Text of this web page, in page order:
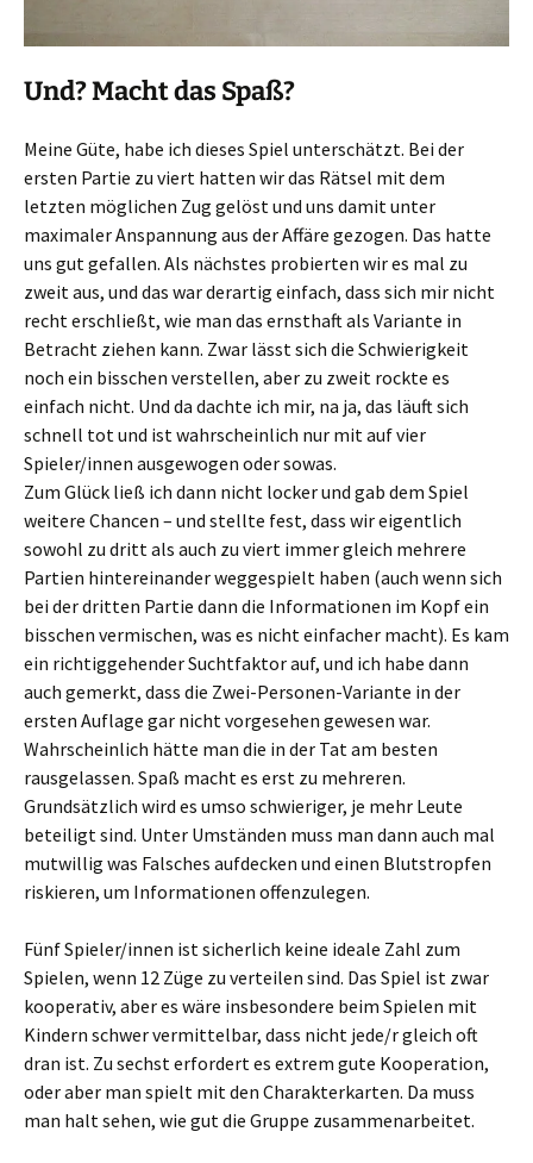
Und? Macht das Spaß?
Meine Güte, habe ich dieses Spiel unterschätzt. Bei der
ersten Partie zu viert hatten wir das Rätsel mit dem
letzten möglichen Zug gelöst und uns damit unter
maximaler Anspannung aus der Affäre gezogen. Das hatte
uns gut gefallen. Als nächstes probierten wir es mal zu
zweit aus, und das war derartig einfach, dass sich mir nicht
recht erschließt, wie man das ernsthaft als Variante in
Betracht ziehen kann. Zwar lässt sich die Schwierigkeit
noch ein bisschen verstellen, aber zu zweit rockte es
einfach nicht. Und da dachte ich mir, na ja, das läuft sich
schnell tot und ist wahrscheinlich nur mit auf vier
Spieler/innen ausgewogen oder sowas.
Zum Glück ließ ich dann nicht locker und gab dem Spiel
weitere Chancen – und stellte fest, dass wir eigentlich
sowohl zu dritt als auch zu viert immer gleich mehrere
Partien hintereinander weggespielt haben (auch wenn sich
bei der dritten Partie dann die Informationen im Kopf ein
bisschen vermischen, was es nicht einfacher macht). Es kam
ein richtiggehender Suchtfaktor auf, und ich habe dann
auch gemerkt, dass die Zwei-Personen-Variante in der
ersten Auflage gar nicht vorgesehen gewesen war.
Wahrscheinlich hätte man die in der Tat am besten
rausgelassen. Spaß macht es erst zu mehreren.
Grundsätzlich wird es umso schwieriger, je mehr Leute
beteiligt sind. Unter Umständen muss man dann auch mal
mutwillig was Falsches aufdecken und einen Blutstropfen
riskieren, um Informationen offenzulegen.
Fünf Spieler/innen ist sicherlich keine ideale Zahl zum
Spielen, wenn 12 Züge zu verteilen sind. Das Spiel ist zwar
kooperativ, aber es wäre insbesondere beim Spielen mit
Kindern schwer vermittelbar, dass nicht jede/r gleich oft
dran ist. Zu sechst erfordert es extrem gute Kooperation,
oder aber man spielt mit den Charakterkarten. Da muss
man halt sehen, wie gut die Gruppe zusammenarbeitet.